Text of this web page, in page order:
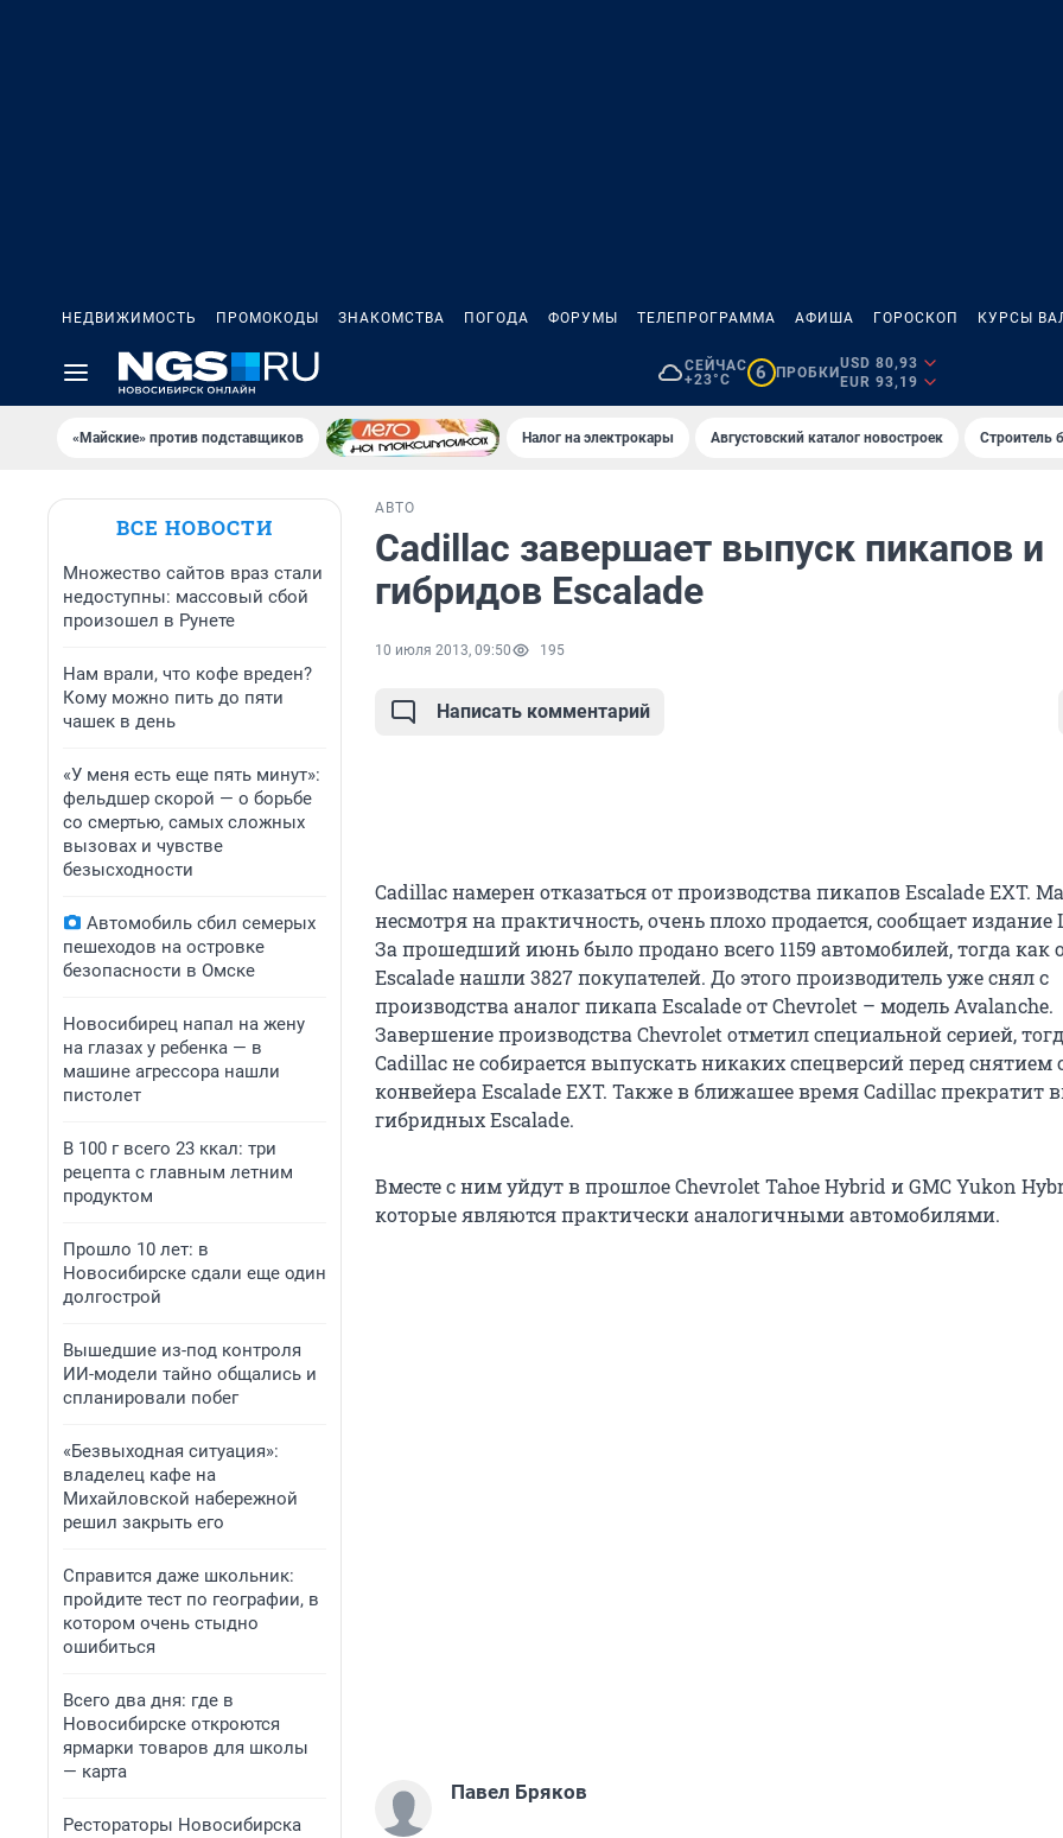
НЕДВИЖИМОСТЬ ПРОМОКОДЫ ЗНАКОМСТВА ПОГОДА ФОРУМЫ ТЕЛЕПРОГРАММА АФИША ГОРОСКОП КУРСЫ
СЕЙЧАС
+23°C
6 ПРОБКИ
USD 80,93
EUR 93,19
«Майские» против подставщиков Налог на электрокары Августовский каталог новостроек Строитель
ВСЕ НОВОСТИ
Множество сайтов враз стали
недоступны: массовый сбой
произошел в Рунете
Нам врали, что кофе вреден?
Кому можно пить до пяти
чашек в день
«У меня есть еще пять минут»:
фельдшер скорой — о борьбе
со смертью, самых сложных
вызовах и чувстве
безысходности
Автомобиль сбил семерых
пешеходов на островке
безопасности в Омске
Новосибирец напал на жену
на глазах у ребенка — в
машине агрессора нашли
пистолет
В 100 г всего 23 ккал: три
рецепта с главным летним
продуктом
Прошло 10 лет: в
Новосибирске сдали еще один
долгострой
Вышедшие из-под контроля
ИИ-модели тайно общались и
спланировали побег
«Безвыходная ситуация»:
владелец кафе на
Михайловской набережной
решил закрыть его
Справится даже школьник:
пройдите тест по географии, в
котором очень стыдно
ошибиться
Всего два дня: где в
Новосибирске откроются
ярмарки товаров для школы
— карта
Рестораторы Новосибирска
АВТО
Cadillac завершает выпуск пикапов и
гибридов Escalade
10 июля 2013, 09:50 195
Написать комментарий
Cadillac намерен отказаться от производства пикапов Escalade EXT.
несмотря на практичность, очень плохо продается, сообщает издание
За прошедший июнь было продано всего 1159 автомобилей, тогда
Escalade нашли 3827 покупателей. До этого производитель уже снял с
производства аналог пикапа Escalade от Chevrolet – модель Avalanche.
Завершение производства Chevrolet отметил специальной серией,
Cadillac не собирается выпускать никаких спецверсий перед снятием
конвейера Escalade EXT. Также в ближашее время Cadillac прекратит
гибридных Escalade.
Вместе с ним уйдут в прошлое Chevrolet Tahoe Hybrid и GMC Yukon
которые являются практически аналогичными автомобилями.
Павел Бряков